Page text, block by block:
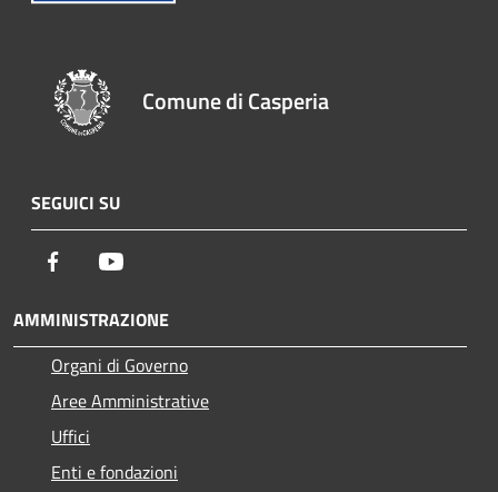
Comune di Casperia
SEGUICI SU
Facebook
AMMINISTRAZIONE
Organi di Governo
Aree Amministrative
Uffici
Enti e fondazioni